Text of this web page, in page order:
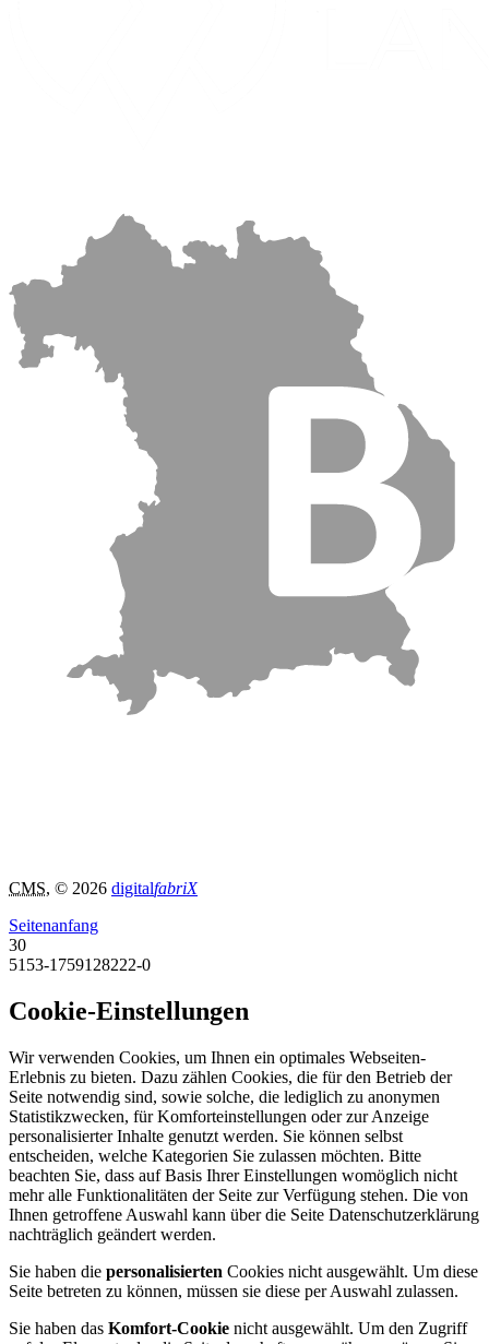
CMS, © 2026 digitalfabriX
Seitenanfang
30
5153-1759128222-0
Cookie-Einstellungen
Wir verwenden Cookies, um Ihnen ein optimales Webseiten-
Erlebnis zu bieten. Dazu zählen Cookies, die für den Betrieb der
Seite notwendig sind, sowie solche, die lediglich zu anonymen
Statistikzwecken, für Komforteinstellungen oder zur Anzeige
personalisierter Inhalte genutzt werden. Sie können selbst
entscheiden, welche Kategorien Sie zulassen möchten. Bitte
beachten Sie, dass auf Basis Ihrer Einstellungen womöglich nicht
mehr alle Funktionalitäten der Seite zur Verfügung stehen. Die von
Ihnen getroffene Auswahl kann über die Seite Datenschutzerklärung
nachträglich geändert werden.
Sie haben die personalisierten Cookies nicht ausgewählt. Um diese
Seite betreten zu können, müssen sie diese per Auswahl zulassen.
Sie haben das Komfort-Cookie nicht ausgewählt. Um den Zugriff